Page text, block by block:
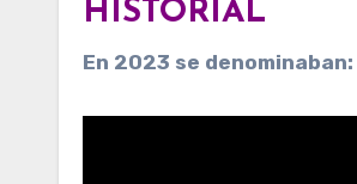
HISTORIAL
En 2023 se denominaban: